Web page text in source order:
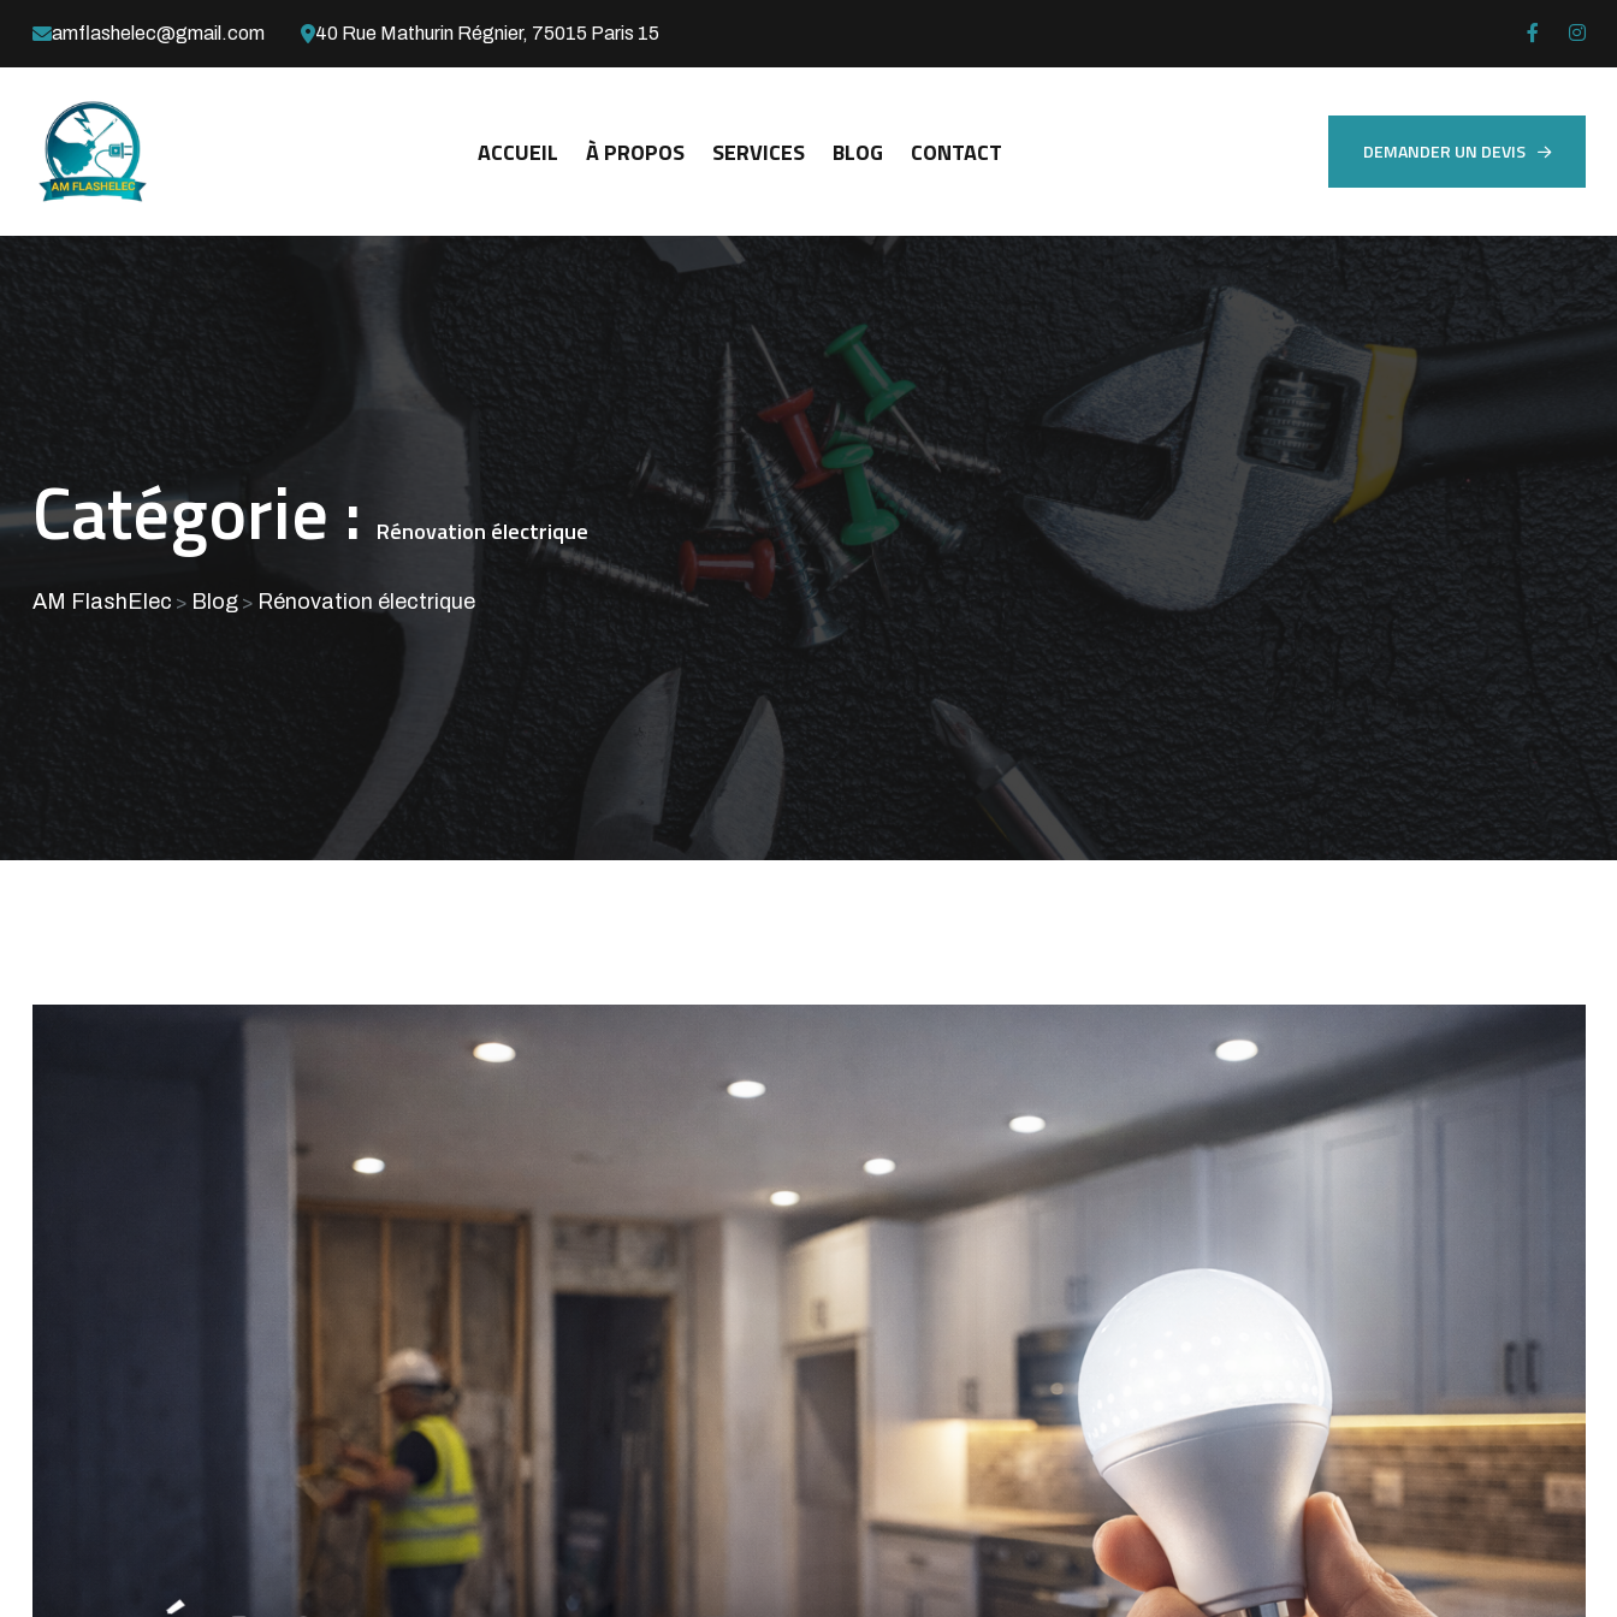
amflashelec@gmail.com 40 Rue Mathurin Régnier, 75015 Paris 15
ACCUEIL À PROPOS SERVICES BLOG CONTACT DEMANDER UN DEVIS
Catégorie : Rénovation électrique
AM FlashElec > Blog> Rénovation électrique